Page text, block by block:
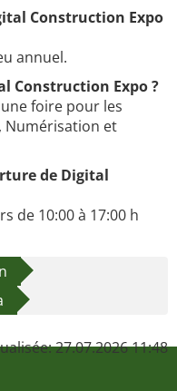
Construction Expo
annuel.
Construction Expo ?
foire pour les
Numérisation et
de Digital
de 10:00 à 17:00 h
27.07.2026 11:48